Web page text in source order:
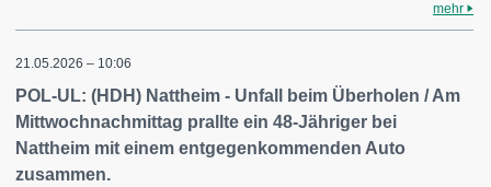
mehr
21.05.2026 – 10:06
POL-UL: (HDH) Nattheim - Unfall beim Überholen / Am
Mittwochnachmittag prallte ein 48-Jähriger bei
Nattheim mit einem entgegenkommenden Auto
zusammen.